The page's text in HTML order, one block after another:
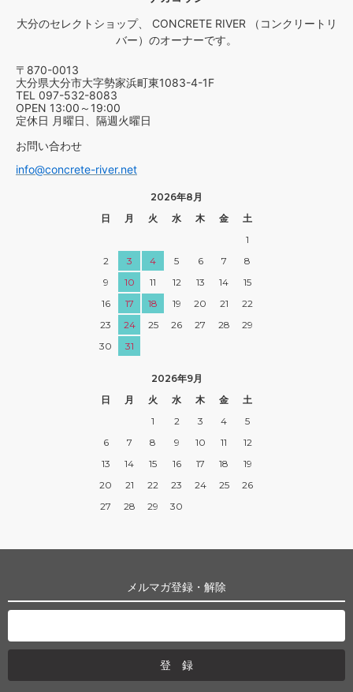
大分のセレクトショップ、 CONCRETE RIVER （コンクリートリ
バー）のオーナーです。
〒870-0013
大分県大分市大字勢家浜町東1083-4-1F
TEL 097-532-8083
OPEN 13:00～19:00
定休日 月曜日、隔週火曜日
お問い合わせ
info@concrete-river.net
2026年8月
日
月 火 水 木 金
土
1
2
3 4 5 6 7
8
9
10 11 12 13 14
15
16
17 18 19 20 21
22
23
24 25 26 27 28
29
30
31
2026年9月
日
月 火 水 木 金
土
1
2 3 4
5
6
7 8 9 10 11
12
13
14 15 16 17 18
19
20
21 22 23 24 25
26
27
28 29 30
メルマガ登録・解除